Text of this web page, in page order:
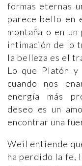
formas eternas
parece bello en
montaña o en
intimación de lo
la belleza es el
Lo que Platón y
cuando nos
energía más
deseo es un
encontrar una
Weil entiende
ha perdido la fe,